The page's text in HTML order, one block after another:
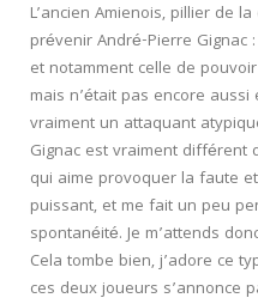
L’ancien Amienois, pillier de
prévenir André-Pierre
et notamment celle de
mais n’était pas encore
vraiment un attaquant
Gignac est vraiment différent
qui aime provoquer la faute
puissant, et me fait un peu
spontanéité. Je m’attends
Cela tombe bien, j’adore ce
ces deux joueurs s’annonce